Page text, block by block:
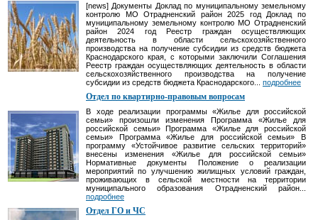
[news] Документы Доклад по муниципальному земельному
контролю МО Отрадненский район 2025 год Доклад по
муниципальному земельному контролю МО Отрадненский
район 2024 год Реестр граждан осуществляющих
деятельность в области сельскохозяйственного
производства на получение субсидии из средств бюджета
Краснодарского края, с которыми заключили Соглашения
Реестр граждан осуществляющих деятельность в области
сельскохозяйственного производства на получение
субсидии из средств бюджета Краснодарского... подробнее
Отдел по квартирно-правовым вопросам
В ходе реализации программы «Жилье для российской
семьи» произошли изменения Программа «Жилье для
российской семьи» Программа «Жилье для российской
семьи» Программа «Жилье для российской семьи» В
программу «Устойчивое развитие сельских территорий»
внесены изменения «Жилье для российской семьи»
Нормативные документы Положение о реализации
мероприятий по улучшению жилищных условий граждан,
проживающих в сельской местности на территории
муниципального образования Отрадненский район...
подробнее
Отдел ГО и ЧС